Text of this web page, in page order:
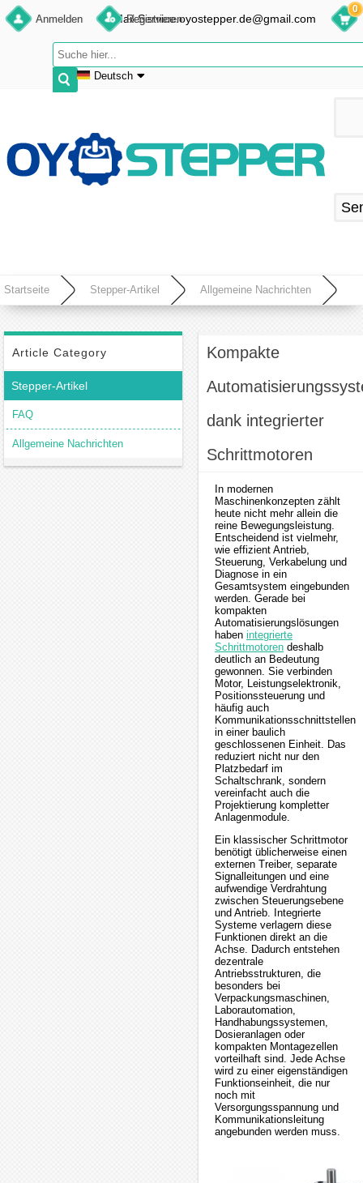
Anmelden Registrieren
Deutsch
Français
Español
E-Mail:Service.oyostepper.de@gmail.com
0
Startseite Stepper-Artikel Allgemeine Nachrichten
Article Category
Stepper-Artikel
FAQ
Allgemeine Nachrichten
Kompakte
dank integrierter
Schrittmotoren
In modernen
Maschinenkonzepten zählt
heute nicht mehr allein die
reine Bewegungsleistung.
Entscheidend ist vielmehr,
wie effizient Antrieb,
Steuerung, Verkabelung und
Diagnose in ein
Gesamtsystem eingebunden
werden. Gerade bei
kompakten
Automatisierungslösungen
haben integrierte
Schrittmotoren deshalb
deutlich an Bedeutung
gewonnen. Sie verbinden
Motor, Leistungselektronik,
Positionssteuerung und
häufig auch
Kommunikationsschnittstellen
in einer baulich
geschlossenen Einheit. Das
reduziert nicht nur den
Platzbedarf im
Schaltschrank, sondern
vereinfacht auch die
Projektierung kompletter
Anlagenmodule.
Ein klassischer Schrittmotor
benötigt üblicherweise einen
externen Treiber, separate
Signalleitungen und eine
aufwendige Verdrahtung
zwischen Steuerungsebene
und Antrieb. Integrierte
Systeme verlagern diese
Funktionen direkt an die
Achse. Dadurch entstehen
dezentrale
Antriebsstrukturen, die
besonders bei
Verpackungsmaschinen,
Laborautomation,
Handhabungssystemen,
Dosieranlagen oder
kompakten Montagezellen
vorteilhaft sind. Jede Achse
wird zu einer eigenständigen
Funktionseinheit, die nur
noch mit
Versorgungsspannung und
Kommunikationsleitung
angebunden werden muss.